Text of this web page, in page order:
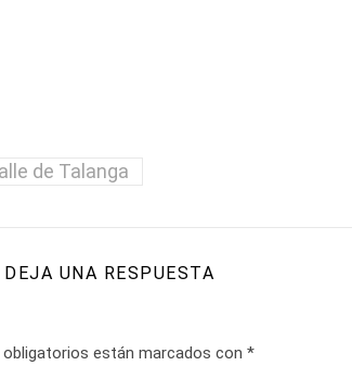
de Talanga
DEJA UNA RESPUESTA
están marcados con *